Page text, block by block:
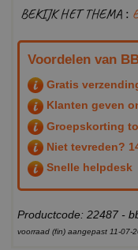
BEKIJK HET THEMA :
Voordelen van
Gratis
Klanten geven
Groepskorting
Niet tevreden?
Snelle helpdesk
Productcode: 22487 -
voorraad (fin) aangepast 11-07-